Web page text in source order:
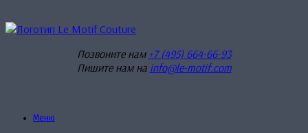
к
Позвоните нам +7 (495) 664-66-93
Пишите нам на info@le-motif.com
Меню